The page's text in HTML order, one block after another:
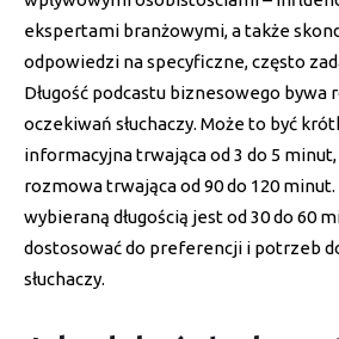
ekspertami branżowymi, a także
odpowiedzi na specyficzne, często
Długość podcastu biznesowego bywa
oczekiwań słuchaczy. Może to być
informacyjna trwająca od 3 do 5 minut,
rozmowa trwająca od 90 do 120
wybieraną długością jest od 30 do 60
dostosować do preferencji i potrzeb
słuchaczy.